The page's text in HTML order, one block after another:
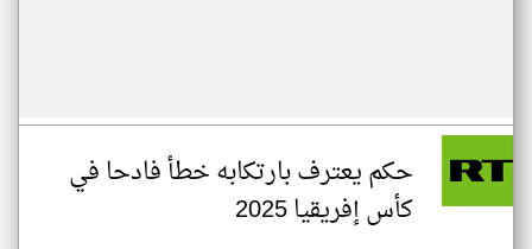
حكم يعترف بارتكابه خطأ فادحا في
كأس إفريقيا 2025